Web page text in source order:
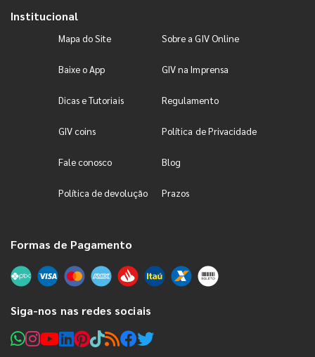
Institucional
Mapa do Site Sobre a GIV Online
Baixe o App GIV na Imprensa
Dicas e Tutoriais Regulamento
GIV coins Política de Privacidade
Fale conosco Blog
Política de devolução Prazos
Formas de Pagamento
Siga-nos nas redes sociais